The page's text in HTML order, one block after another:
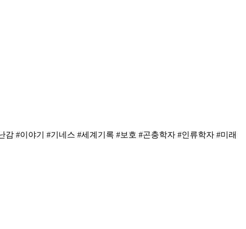
#이야기 #기네스 #세계기록 #보호 #곤충학자 #인류학자 #미래